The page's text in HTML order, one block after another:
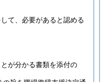
て、必要があると認める
が分かる書類を添付の